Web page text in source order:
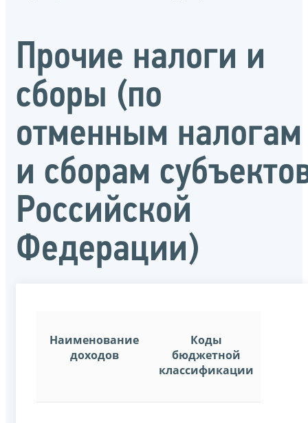
Прочие налоги и
сборы (по
отменным налогам
и сборам
Российской
Федерации)
Наименование
доходов
Коды
бюджетной
классификации